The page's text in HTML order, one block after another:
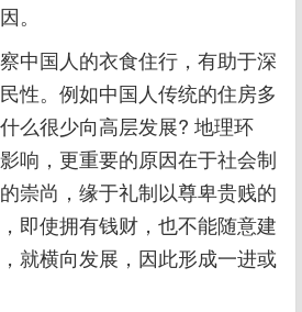
。
中国人的衣食住行，有助于深
性。例如中国人传统的住房多
么很少向高层发展? 地理环
响，更重要的原因在于社会制
崇尚，缘于礼制以尊卑贵贱的
即使拥有钱财，也不能随意建
就横向发展，因此形成一进或